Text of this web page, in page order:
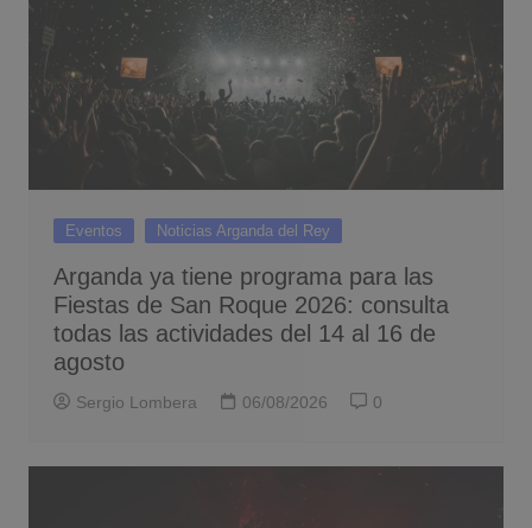
Eventos Noticias Arganda del Rey
Arganda ya tiene programa para las
Fiestas de San Roque 2026: consulta
todas las actividades del 14 al 16 de
agosto
Sergio Lombera 06/08/2026 0